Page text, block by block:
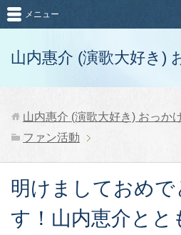
山内惠介 (演歌大好き)
メニュー
山内惠介 (演歌大好き) おっか
ファン活動
明けましておめで
す！山内恵介とと